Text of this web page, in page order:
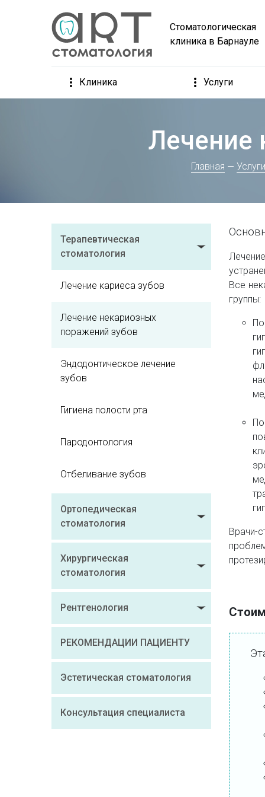
Стоматологическая
клиника в Барнауле
Клиника Услуги
Лечение
Главная Услуги
Терапевтическая
стоматология
Лечение кариеса зубов
Лечение некариозных
поражений зубов
Эндодонтическое лечение
зубов
Гигиена полости рта
Пародонтология
Отбеливание зубов
Ортопедическая
стоматология
Хирургическая
стоматология
Рентгенология
РЕКОМЕНДАЦИИ ПАЦИЕНТУ
Эстетическая стоматология
Консультация специалиста
Все
группы:
Врачи-